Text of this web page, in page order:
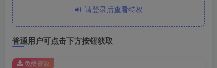
请登录后查看特权
普通用户可点击下方按钮获取
免费资源